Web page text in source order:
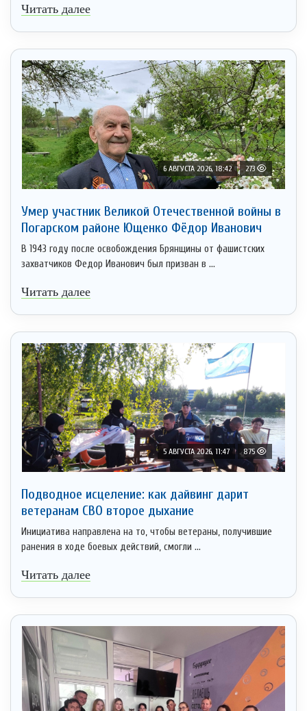
Читать далее
6 АВГУСТА 2026, 18:42 273
Умер участник Великой Отечественной войны в
Погарском районе Ющенко Фёдор Иванович
В 1943 году после освобождения Брянщины от фашистских
захватчиков Федор Иванович был призван в ...
Читать далее
5 АВГУСТА 2026, 11:47 875
Подводное исцеление: как дайвинг дарит
ветеранам СВО второе дыхание
Инициатива направлена на то, чтобы ветераны, получившие
ранения в ходе боевых действий, смогли ...
Читать далее